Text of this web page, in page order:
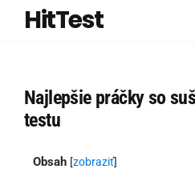
HitTest
Najlepšie práčky so
testu
Obsah [zobraziť]